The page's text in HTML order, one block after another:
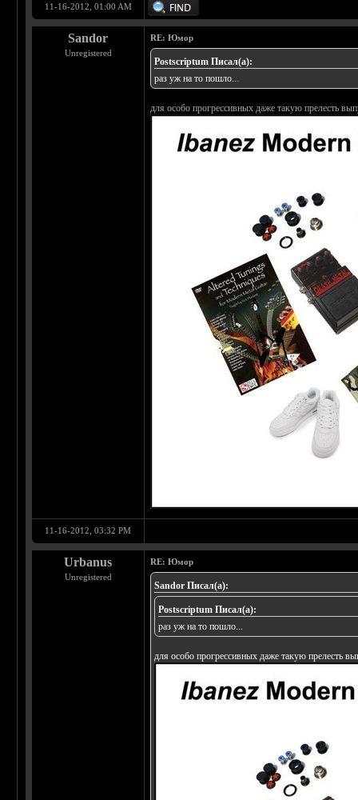
11-16-2012, 01:00 AM
Sandor
Unregistered
RE: Юмор
Postscriptum Писал(а):
раз уж на то пошло...
для особо прогрессивных даже такую прелесть
11-16-2012, 03:32 PM
Urbanus
Unregistered
RE: Юмор
Sandor Писал(а):
Postscriptum Писал(а):
раз уж на то пошло...
для особо прогрессивных даже такую прелесть